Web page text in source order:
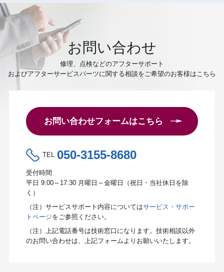
お問い合わせ
修理、点検などのアフターサポート
およびアフターサービスパーツに関する相談をご希望のお客様はこちら
お問い合わせフォームはこちら
TEL 050-3155-8680
受付時間
平日 9:00～17:30 月曜日～金曜日（祝日・当社休日を除
く）
（注）サービスサポート内容についてはサービス・サポー
トページをご参照ください。
（注）上記電話番号は技術窓口になります。技術相談以外
のお問い合わせは、上記フォームよりお願いいたします。